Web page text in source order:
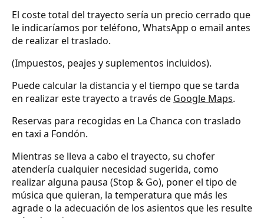
El coste total del trayecto sería un precio cerrado que
le indicaríamos por teléfono, WhatsApp o email antes
de realizar el traslado.
(Impuestos, peajes y suplementos incluidos).
Puede calcular la distancia y el tiempo que se tarda
en realizar este trayecto a través de Google Maps.
Reservas para recogidas en La Chanca con traslado
en taxi a Fondón.
Mientras se lleva a cabo el trayecto, su chofer
atendería cualquier necesidad sugerida, como
realizar alguna pausa (Stop & Go), poner el tipo de
música que quieran, la temperatura que más les
agrade o la adecuación de los asientos que les resulte